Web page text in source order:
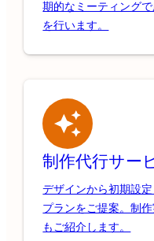
期的なミーティング
を行います。
制作代行サー
デザインから初期設
プランをご提案。制
もご紹介します。